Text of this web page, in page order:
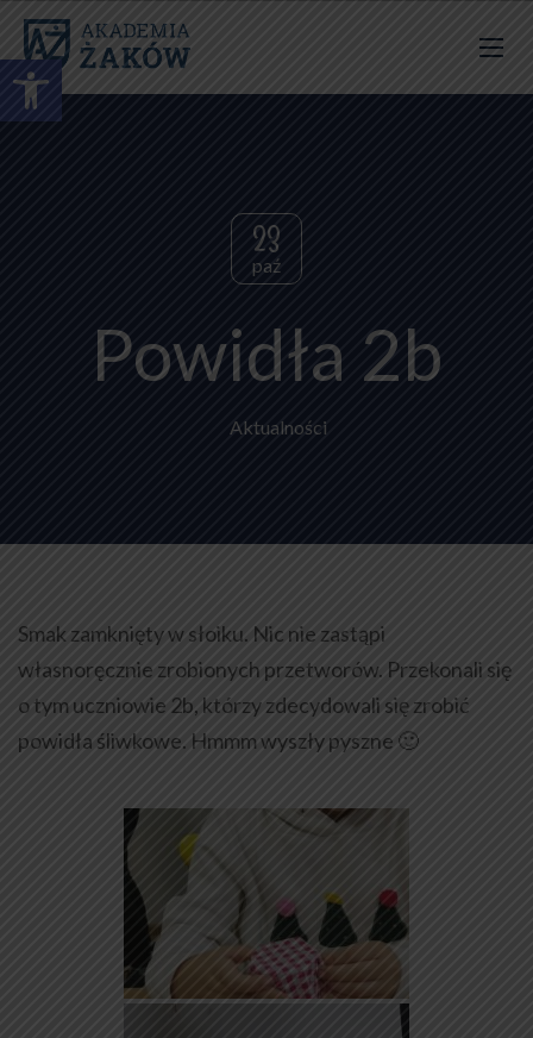
23
paź
Powidła 2b
Aktualności
Smak zamknięty w słoiku. Nic nie zastąpi
własnoręcznie zrobionych przetworów. Przekonali się
o tym uczniowie 2b, którzy zdecydowali się zrobić
powidła śliwkowe. Hmmm wyszły pyszne 🙂
Otwórz pasek narzędzi